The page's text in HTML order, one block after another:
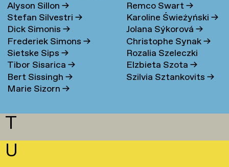
Alyson Sillon→
Stefan Silvestri→
Dick Simonis→
Frederiek Simons→
Sietske Sips→
Tibor Sisarica→
Bert Sissingh→
Marie Sizorn→
Remco Swart→
Karoline Świeżyński→
Jolana Sýkorová→
Christophe Synak→
Rozalia Szeleczki
Elzbieta Szota→
Szilvia Sztankovits→
T
U